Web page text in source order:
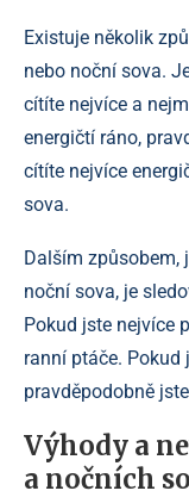
Existuje několik
nebo noční sova.
cítíte nejvíce a
energičtí ráno,
cítíte nejvíce
sova.
Dalším způsobem,
noční sova, je
Pokud jste nejvíce
ranní ptáče. Pokud
pravděpodobně
Výhody a
a nočních